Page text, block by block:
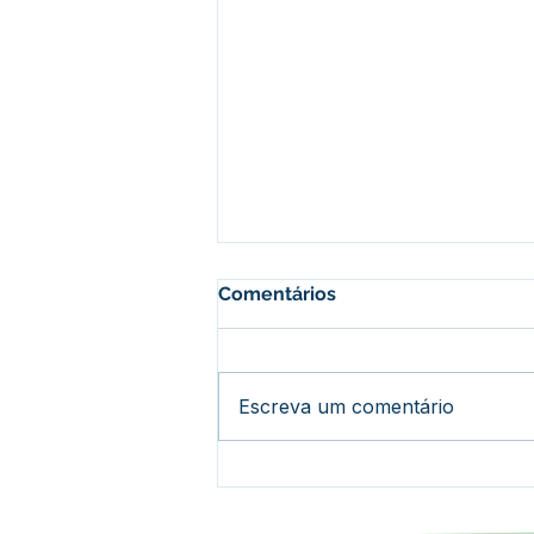
Família e lidera ranking no
Comentários
Escreva um comentário